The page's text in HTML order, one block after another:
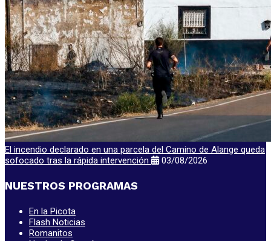
El incendio declarado en una parcela del Camino de Alange queda
sofocado tras la rápida intervención
03/08/2026
NUESTROS PROGRAMAS
En la Picota
Flash Noticias
Romanitos